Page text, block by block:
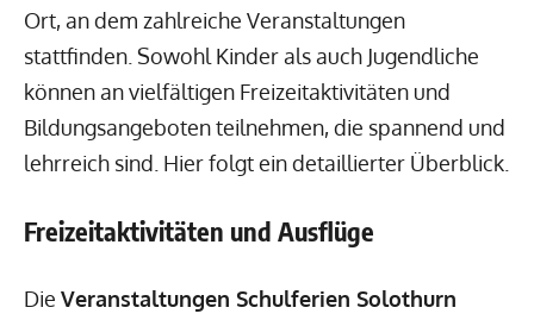
Ort, an dem zahlreiche Veranstaltungen
stattfinden. Sowohl Kinder als auch Jugendliche
können an vielfältigen Freizeitaktivitäten und
Bildungsangeboten teilnehmen, die spannend und
lehrreich sind. Hier folgt ein detaillierter Überblick.
Freizeitaktivitäten und Ausflüge
Die Veranstaltungen Schulferien Solothurn